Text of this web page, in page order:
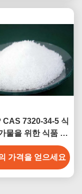
CAS 7320-34-5 식
물을 위한 식품 등
분말 테트라칼륨
피로인산염
가격을 얻으세요